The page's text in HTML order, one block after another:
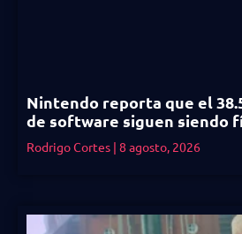
Nintendo reporta que el
de software siguen siendo
Rodrigo Cortes 8 agosto, 2026